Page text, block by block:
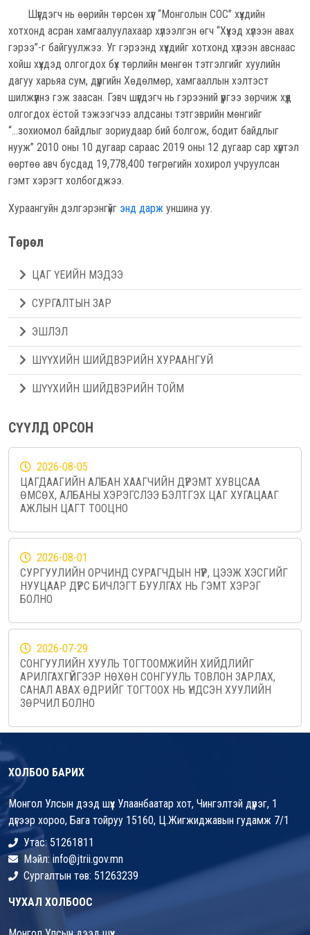
Шүүгдэгч нь өөрийн төрсөн хүүг “Монголын СОС” хүүхдийн
хотхонд асран хамгаалуулахаар хүлээлгэн өгч “Хүүхэд хүлээн авах
гэрээ”-г байгуулжээ. Уг гэрээнд хүүхдийг хотхонд хүлээн авснаас
хойш хүүхдэд олгогдох бүх төрлийн мөнгөн тэтгэлгийг хуулийн
дагуу харьяа сум, дүүргийн Хөдөлмөр, хамгааллын хэлтэст
шилжүүлнэ гэж заасан. Гэвч шүүгдэгч нь гэрээний үүргээ зөрчиж хүүд
олгогдох ёстой тэжээгчээ алдсаны тэтгэврийн мөнгийг
“...зохиомол байдлыг зориудаар бий болгож, бодит байдлыг
нууж” 2010 оны 10 дугаар сараас 2019 оны 12 дугаар сар хүртэл
өөртөө авч бусдад 19,778,400 төгрөгийн хохирол учруулсан
гэмт хэрэгт холбогджээ.
Хураангуйн дэлгэрэнгүйг энд дарж уншина уу.
Төрөл
ЦАГ ҮЕИЙН МЭДЭЭ
СУРГАЛТЫН ЗАР
ЭШЛЭЛ
ШҮҮХИЙН ШИЙДВЭРИЙН ХУРААНГУЙ
ШҮҮХИЙН ШИЙДВЭРИЙН ТОЙМ
СҮҮЛД ОРСОН
2026-08-05
ЦАГДААГИЙН АЛБАН ХААГЧИЙН ДҮРЭМТ ХУВЦСАА
ӨМСӨХ, АЛБАНЫ ХЭРЭГСЛЭЭ БЭЛТГЭХ ЦАГ ХУГАЦААГ
АЖЛЫН ЦАГТ ТООЦНО
2026-08-01
СУРГУУЛИЙН ОРЧИНД СУРАГЧДЫН НҮҮР, ЦЭЭЖ ХЭСГИЙГ
НУУЦААР ДҮРС БИЧЛЭГТ БУУЛГАХ НЬ ГЭМТ ХЭРЭГ
БОЛНО
2026-07-29
СОНГУУЛИЙН ХУУЛЬ ТОГТООМЖИЙН ХИЙДЛИЙГ
АРИЛГАХГҮЙГЭЭР НӨХӨН СОНГУУЛЬ ТОВЛОН ЗАРЛАХ,
САНАЛ АВАХ ӨДРИЙГ ТОГТООХ НЬ ҮНДСЭН ХУУЛИЙН
ЗӨРЧИЛ БОЛНО
ХОЛБОО БАРИХ
Монгол Улсын дээд шүүх Улаанбаатар хот, Чингэлтэй дүүрэг, 1
дүгээр хороо, Бага тойруу 15160, Ц.Жигжиджавын гудамж 7/1
Утас: 51261811
Мэйл: info@jtrii.gov.mn
Сургалтын төв: 51263239
ЧУХАЛ ХОЛБООС